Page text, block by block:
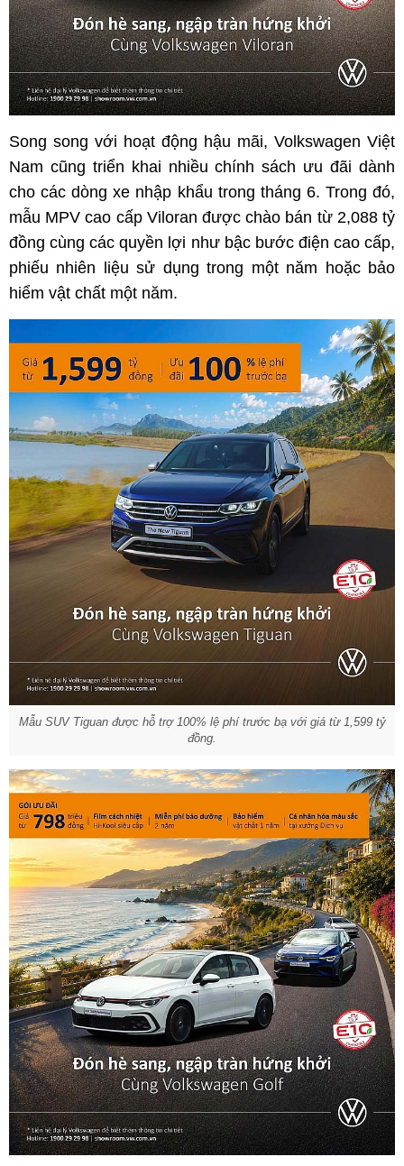
Song song với hoạt động hậu mãi, Volkswagen Việt
Nam cũng triển khai nhiều chính sách ưu đãi dành
cho các dòng xe nhập khẩu trong tháng 6. Trong đó,
mẫu MPV cao cấp Viloran được chào bán từ 2,088 tỷ
đồng cùng các quyền lợi như bậc bước điện cao cấp,
phiếu nhiên liệu sử dụng trong một năm hoặc bảo
hiểm vật chất một năm.
Mẫu SUV Tiguan được hỗ trợ 100% lệ phí trước bạ với giá từ 1,599 tỷ
đồng.